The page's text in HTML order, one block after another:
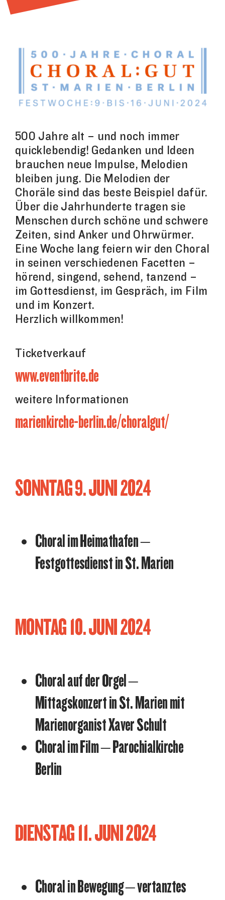
500 Jahre alt – und noch immer
quicklebendig! Gedanken und Ideen
brauchen neue Impulse, Melodien
bleiben jung. Die Melodien der
Choräle sind das beste Beispiel dafür.
Über die Jahrhunderte tragen sie
Menschen durch schöne und schwere
Zeiten, sind Anker und Ohrwürmer.
Eine Woche lang feiern wir den Choral
in seinen verschiedenen Facetten –
hörend, singend, sehend, tanzend –
im Gottesdienst, im Gespräch, im Film
und im Konzert.
Herzlich willkommen!
Ticketverkauf
www.eventbrite.de
weitere Informationen
marienkirche-berlin.de/choralgut/
SONNTAG 9. JUNI 2024
Choral im Heimathafen –
Festgottesdienst in St. Marien
MONTAG 10. JUNI 2024
Choral auf der Orgel –
Mittagskonzert in St. Marien mit
Marienorganist Xaver Schult
Choral im Film – Parochialkirche
Berlin
DIENSTAG 11. JUNI 2024
Choral in Bewegung – vertanztes